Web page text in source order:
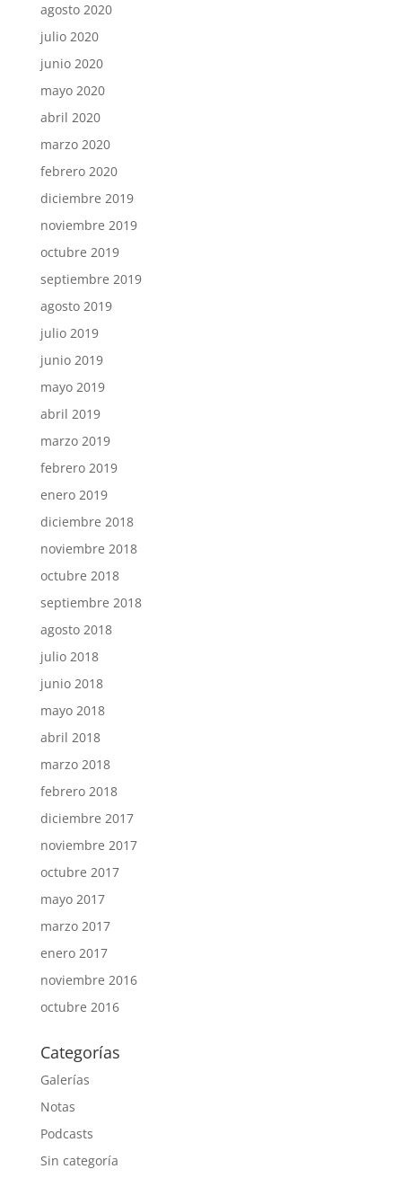
agosto 2020
julio 2020
junio 2020
mayo 2020
abril 2020
marzo 2020
febrero 2020
diciembre 2019
noviembre 2019
octubre 2019
septiembre 2019
agosto 2019
julio 2019
junio 2019
mayo 2019
abril 2019
marzo 2019
febrero 2019
enero 2019
diciembre 2018
noviembre 2018
octubre 2018
septiembre 2018
agosto 2018
julio 2018
junio 2018
mayo 2018
abril 2018
marzo 2018
febrero 2018
diciembre 2017
noviembre 2017
octubre 2017
mayo 2017
marzo 2017
enero 2017
noviembre 2016
octubre 2016
Categorías
Galerías
Notas
Podcasts
Sin categoría